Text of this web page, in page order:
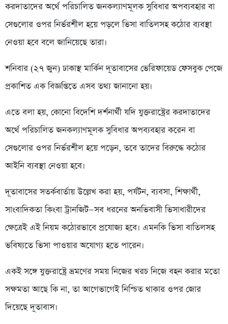
করদাতাদের অর্থে পরিচালিত জনকল্যাণমূলক সুবিধার অপব্যবহার বা
সেগুলোর ওপর নির্ভরশীল হয়ে পড়লে ভিসা বাতিলসহ কঠোর ব্যবস্থা
নেওয়া হবে বলে জানিয়েছে তারা।
শনিবার (২৭ জুন) ঢাকাস্থ মার্কিন দূতাবাসের ভেরিফায়েড ফেসবুক পেজে
প্রকাশিত এক বিজ্ঞপ্তিতে এসব তথ্য জানানো হয়।
এতে বলা হয়, কোনো বিদেশি দর্শনার্থী যদি যুক্তরাষ্ট্রের করদাতাদের
অর্থে পরিচালিত জনকল্যাণমূলক সুবিধার অপব্যবহার করেন বা
সেগুলোর ওপর নির্ভরশীল হয়ে পড়েন, তবে তাদের বিরুদ্ধে কঠোর
আইনি ব্যবস্থা নেওয়া হবে।
দূতাবাসের সতর্কবার্তায় উল্লেখ করা হয়, পর্যটন, ব্যবসা, শিক্ষার্থী,
সাংবাদিকতা কিংবা ট্রানজিট—সব ধরনের অনভিবাসী ভিসাধারীদের
ক্ষেত্রেই এই নিয়ম কঠোরভাবে প্রযোজ্য হবে। এমনকি ভিসা বাতিলসহ
ভবিষ্যতে ভিসা পাওয়ার অযোগ্য হতে পারেন।
একই সঙ্গে যুক্তরাষ্ট্রে ভ্রমণের সময় নিজের খরচ নিজে বহন করার মতো
সক্ষমতা আছে কি না, তা আগেভাগেই নিশ্চিত থাকার ওপর জোর
দিয়েছে দূতাবাস।